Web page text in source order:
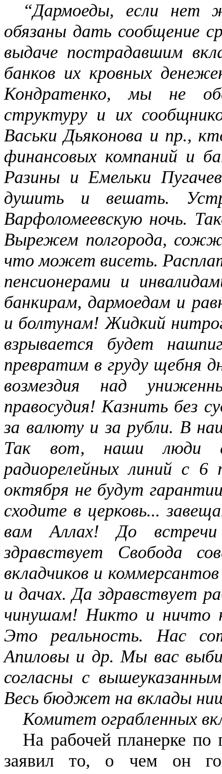
“Дармоеды, если нет
обязаны дать сообщение
выдаче пострадавшим
банков их кровных
Кондратенко, мы не
структуру и их
Васьки Дьяконова и пр.,
финансовых компаний и
Разины и Емельки
душить и вешать.
Варфоломеевскую ночь.
Вырежем полгорода,
что может висеть.
пенсионерами и
банкирам, дармоедам и
и болтунам! Жидкий
взрывается будет
превратим в груду щебня
возмездия над
правосудия! Казнить без
за валюту и за рубли. В
Так вот, наши люди
радиорелейных линий с
октября не будут
сходите в церковь...
вам Аллах! До встречи
здравствует Свобода
вкладчиков и коммерсантов
и дачах. Да здравствует
чинушам! Никто и ничто
Это реальность. Нас
Апиловы и др. Мы вас
согласны с
Весь бюджет на вклады
Комитет ограбленных
На рабочей планерке по
заявил то, о чем он